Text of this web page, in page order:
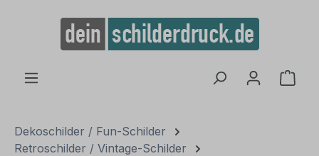
springen
Dekoschilder / Fun-Schilder
Retroschilder / Vintage-Schilder